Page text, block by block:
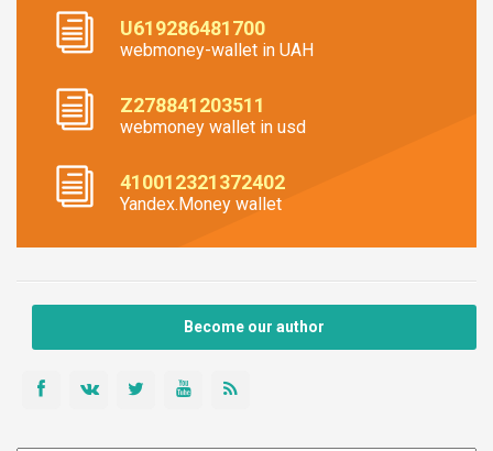
U619286481700
webmoney-wallet in UAH
Z278841203511
webmoney wallet in usd
410012321372402
Yandex.Money wallet
Become our author